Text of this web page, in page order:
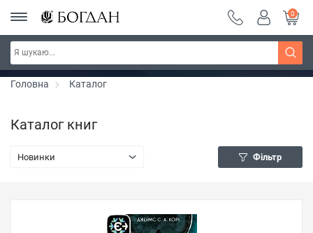
Серія "Вандербікери" ~ знижка 25%
0
Головна Каталог
Каталог книг
Новинки Фільтр